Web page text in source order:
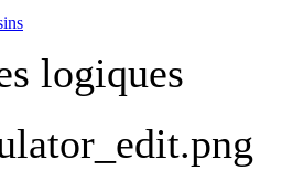
logiques